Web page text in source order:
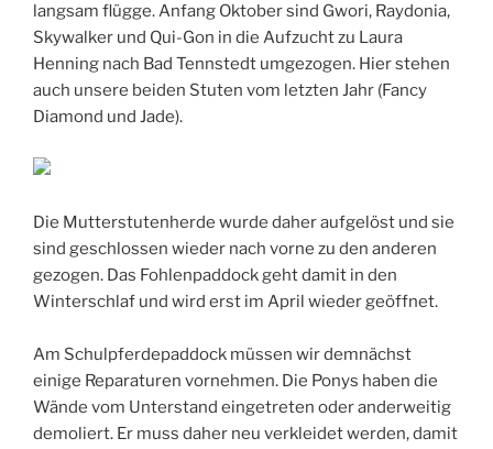
langsam flügge. Anfang Oktober sind Gwori, Raydonia,
Skywalker und Qui-Gon in die Aufzucht zu Laura
Henning nach Bad Tennstedt umgezogen. Hier stehen
auch unsere beiden Stuten vom letzten Jahr (Fancy
Diamond und Jade).
Die Mutterstutenherde wurde daher aufgelöst und sie
sind geschlossen wieder nach vorne zu den anderen
gezogen. Das Fohlenpaddock geht damit in den
Winterschlaf und wird erst im April wieder geöffnet.
Am Schulpferdepaddock müssen wir demnächst
einige Reparaturen vornehmen. Die Ponys haben die
Wände vom Unterstand eingetreten oder anderweitig
demoliert. Er muss daher neu verkleidet werden, damit